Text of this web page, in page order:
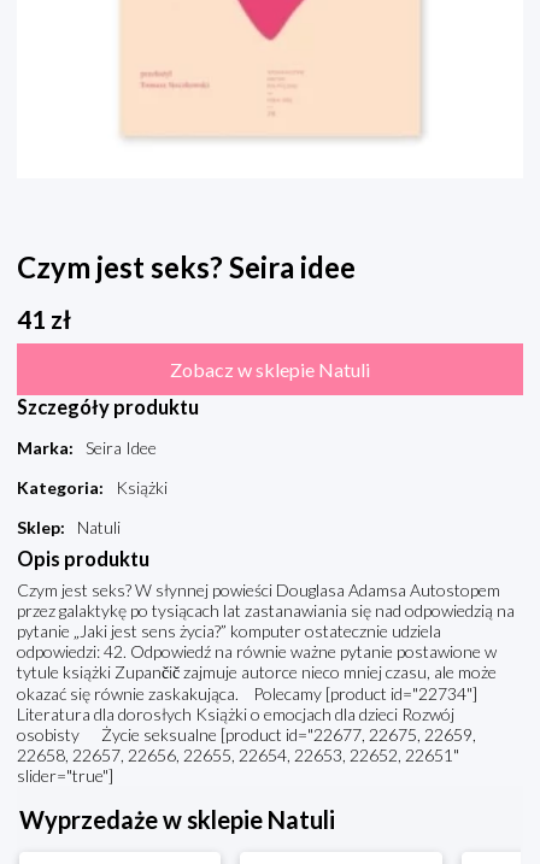
Czym jest seks? Seira idee
41 zł
Zobacz w sklepie Natuli
Szczegóły produktu
Marka:
Seira Idee
Kategoria:
Książki
Sklep: Natuli
Opis produktu
Czym jest seks? W słynnej powieści Douglasa Adamsa Autostopem
przez galaktykę po tysiącach lat zastanawiania się nad odpowiedzią na
pytanie „Jaki jest sens życia?” komputer ostatecznie udziela
odpowiedzi: 42. Odpowiedź na równie ważne pytanie postawione w
tytule książki Zupančič zajmuje autorce nieco mniej czasu, ale może
okazać się równie zaskakująca. Polecamy [product id="22734"]
Literatura dla dorosłych Książki o emocjach dla dzieci Rozwój
osobisty Życie seksualne [product id="22677, 22675, 22659,
22658, 22657, 22656, 22655, 22654, 22653, 22652, 22651"
slider="true"]
Wyprzedaże w sklepie Natuli